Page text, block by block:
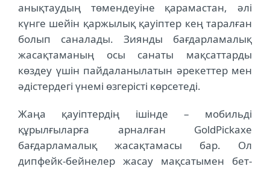
анықтаудың төмендеуіне қарамастан, әлі
күнге шейін қаржылық қауіптер кең таралған
болып саналады. Зиянды бағдарламалық
жасақтаманың осы санаты мақсаттарды
көздеу үшін пайдаланылатын әрекеттер мен
әдістердегі үнемі өзгерісті көрсетеді.
Жаңа қауіптердің ішінде – мобильді
құрылғыларға арналған GoldPickaxe
бағдарламалық жасақтамасы бар. Ол
дипфейк-бейнелер жасау мақсатымен бет-